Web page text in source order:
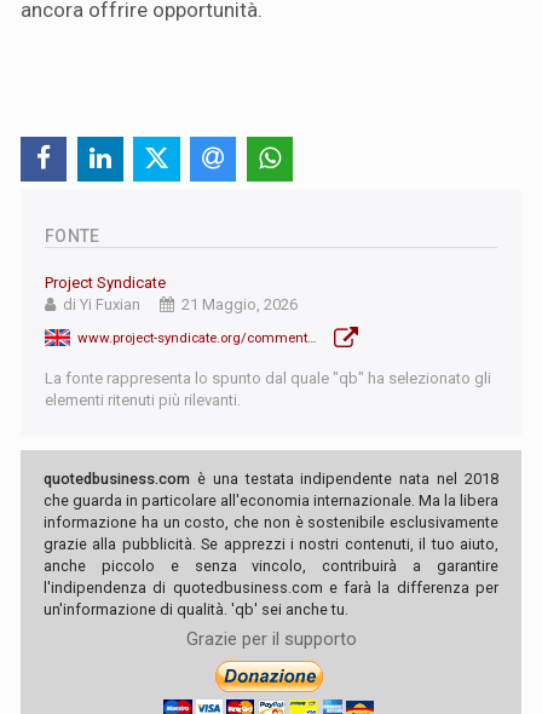
ancora offrire opportunità.
FONTE
Project Syndicate
di Yi Fuxian
21 Maggio, 2026
www.project-syndicate.org/commentary/china-demographic-reckoning-lying-flat-youth-unemployment-low-family-formation-by-yi-fuxian-2026-05?a_la=english&a_d=6a0f02288461f73f98a10ad2&a_m=&a_a=click&a_s=&a_p=homepage&a_li=china-demographic-reckoning-ly
La fonte rappresenta lo spunto dal quale "qb" ha selezionato gli
elementi ritenuti più rilevanti.
quotedbusiness.com è una testata indipendente nata nel 2018
che guarda in particolare all'economia internazionale. Ma la libera
informazione ha un costo, che non è sostenibile esclusivamente
grazie alla pubblicità. Se apprezzi i nostri contenuti, il tuo aiuto,
anche piccolo e senza vincolo, contribuirà a garantire
l'indipendenza di quotedbusiness.com e farà la differenza per
un'informazione di qualità. 'qb' sei anche tu.
Grazie per il supporto